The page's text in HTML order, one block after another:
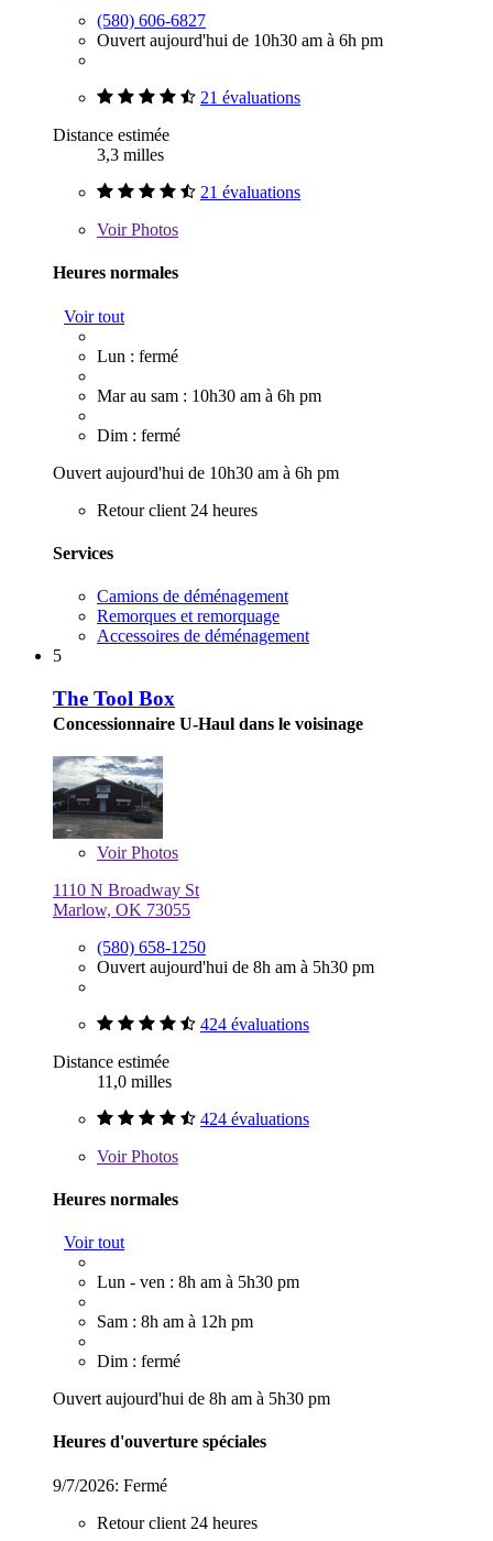
(580) 606-6827
Ouvert aujourd'hui de 10h30 am à 6h pm
21 évaluations
Distance estimée
3,3 milles
21 évaluations
VoirPhotos
Heures normales
Voir tout
Lun : fermé
Mar au sam : 10h30 am à 6h pm
Dim : fermé
Ouvert aujourd'hui de 10h30 am à 6h pm
Retour client 24 heures
Services
Camions de déménagement
Remorques et remorquage
Accessoires de déménagement
5
The Tool Box
Concessionnaire U-Haul dans le voisinage
VoirPhotos
1110 N Broadway St
Marlow, OK 73055
(580) 658-1250
Ouvert aujourd'hui de 8h am à 5h30 pm
424 évaluations
Distance estimée
11,0 milles
424 évaluations
VoirPhotos
Heures normales
Voir tout
Lun - ven : 8h am à 5h30 pm
Sam : 8h am à 12h pm
Dim : fermé
Ouvert aujourd'hui de 8h am à 5h30 pm
Heures d'ouverture spéciales
9/7/2026: Fermé
Retour client 24 heures